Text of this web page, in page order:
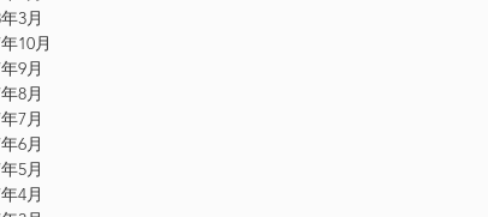
3月
10月
9月
8月
7月
6月
5月
4月